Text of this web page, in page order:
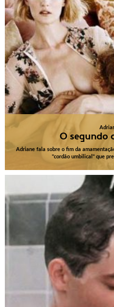
O segundo
Adriane fala sobre o fim da
"cordão umbilical" que